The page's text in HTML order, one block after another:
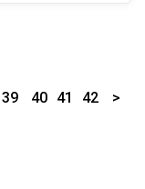
39 40 41 42 >